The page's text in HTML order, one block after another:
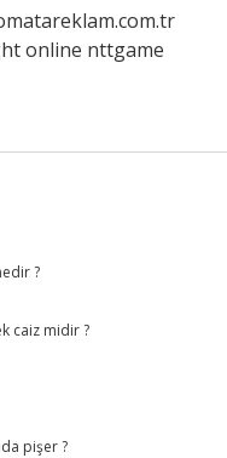
online nttgame
?
caiz midir ?
pişer ?